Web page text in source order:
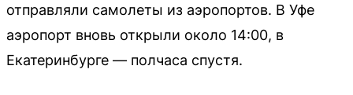
отправляли самолеты из аэропортов. В Уфе
аэропорт вновь открыли около 14:00, в
Екатеринбурге — полчаса спустя.